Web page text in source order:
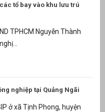
tổ bay vào khu lưu trú
TPHCM Nguyễn Thành
nghiệp tại Quảng Ngãi
ở xã Tịnh Phong, huyện